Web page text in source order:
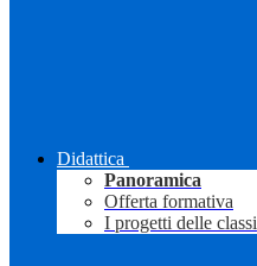
Didattica
Panoramica
Offerta formativa
I progetti delle classi